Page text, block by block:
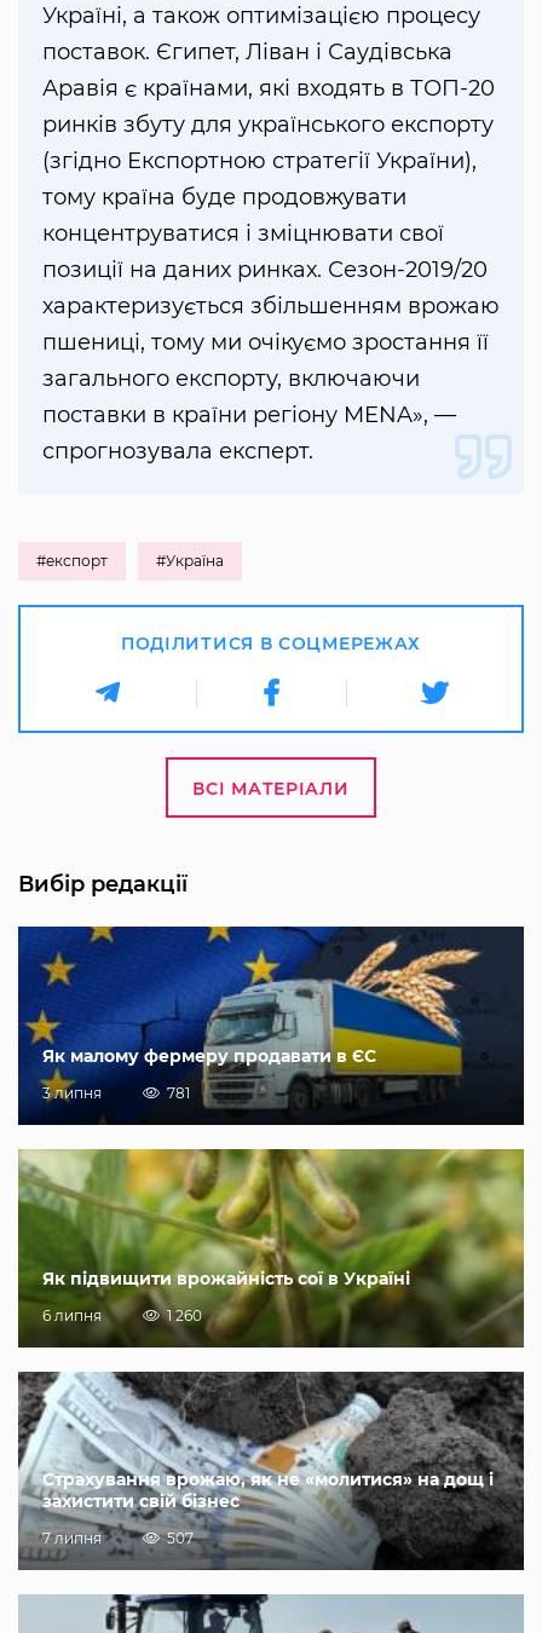
Україні, а також оптимізацією процесу
поставок. Єгипет, Ліван і Саудівська
Аравія є країнами, які входять в ТОП-20
ринків збуту для українського експорту
(згідно Експортною стратегії України),
тому країна буде продовжувати
концентруватися і зміцнювати свої
позиції на даних ринках. Сезон-2019/20
характеризується збільшенням врожаю
пшениці, тому ми очікуємо зростання її
загального експорту, включаючи
поставки в країни регіону MENA», —
спрогнозувала експерт.
#експорт #Україна
ПОДІЛИТИСЯ В СОЦМЕРЕЖАХ
ВСІ МАТЕРІАЛИ
Вибір редакції
Як малому фермеру продавати в ЄС
3 липня 781
Як підвищити врожайність сої в Україні
6 липня 1 260
Страхування врожаю, як не «молитися» на дощ і
захистити свій бізнес
7 липня 507